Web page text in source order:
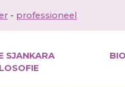
- professioneel
SJANKARA